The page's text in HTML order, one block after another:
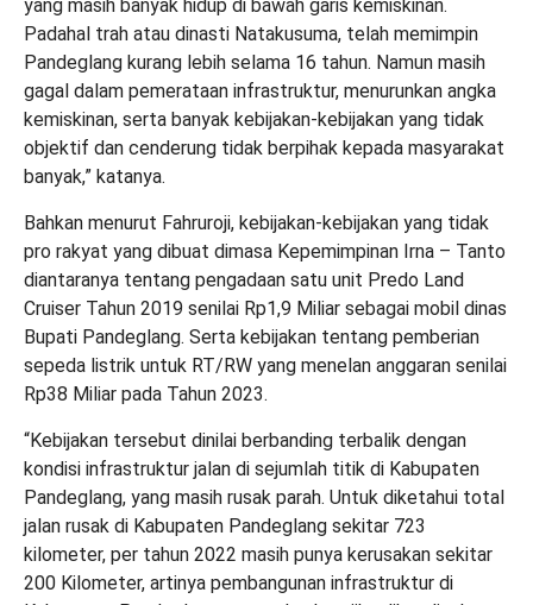
yang masih banyak hidup di bawah garis kemiskinan.
Padahal trah atau dinasti Natakusuma, telah memimpin
Pandeglang kurang lebih selama 16 tahun. Namun masih
gagal dalam pemerataan infrastruktur, menurunkan angka
kemiskinan, serta banyak kebijakan-kebijakan yang tidak
objektif dan cenderung tidak berpihak kepada masyarakat
banyak,” katanya.
Bahkan menurut Fahruroji, kebijakan-kebijakan yang tidak
pro rakyat yang dibuat dimasa Kepemimpinan Irna – Tanto
diantaranya tentang pengadaan satu unit Predo Land
Cruiser Tahun 2019 senilai Rp1,9 Miliar sebagai mobil dinas
Bupati Pandeglang. Serta kebijakan tentang pemberian
sepeda listrik untuk RT/RW yang menelan anggaran senilai
Rp38 Miliar pada Tahun 2023.
“Kebijakan tersebut dinilai berbanding terbalik dengan
kondisi infrastruktur jalan di sejumlah titik di Kabupaten
Pandeglang, yang masih rusak parah. Untuk diketahui total
jalan rusak di Kabupaten Pandeglang sekitar 723
kilometer, per tahun 2022 masih punya kerusakan sekitar
200 Kilometer, artinya pembangunan infrastruktur di